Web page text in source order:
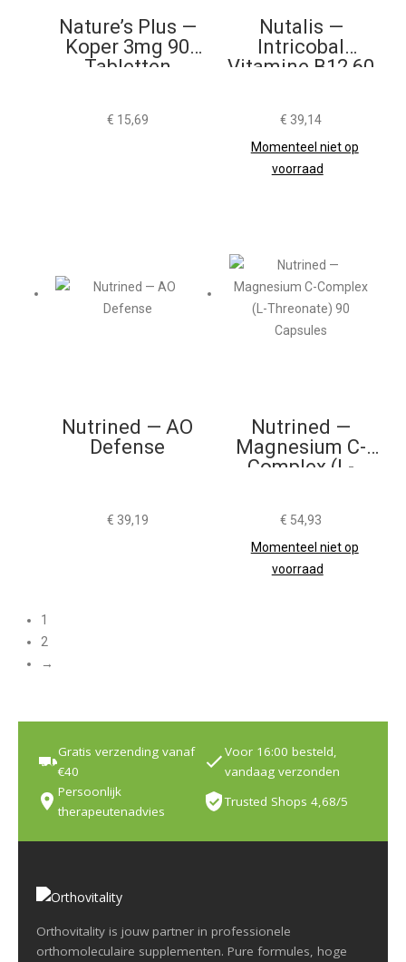
Nature’s Plus —
Koper 3mg 90
Tabletten
€ 15,69
Nutalis —
Intricobal
Vitamine B12 60
€ 39,14
Momenteel niet op
voorraad
Nutrined — AO
Defense
€ 39,19
Nutrined —
Magnesium C-
Complex (L-
€ 54,93
Momenteel niet op
voorraad
1
2
→
Gratis verzending vanaf
€40
Voor 16:00 besteld,
vandaag verzonden
Persoonlijk
therapeutenadvies
Trusted Shops 4,68/5
Orthovitality is jouw partner in professionele
orthomoleculaire supplementen. Pure formules, hoge